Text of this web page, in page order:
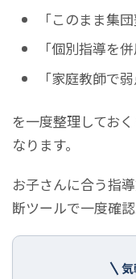
「このまま集
「個別指導を
「家庭教師で
を一度整理してお
なります。
お子さんに合う指
断ツールで一度確
気